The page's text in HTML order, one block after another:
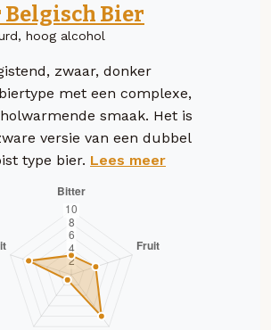
Belgisch Bier
hoog alcohol
zwaar, donker
met een complexe,
smaak. Het is
versie van een dubbel
type bier. Lees meer